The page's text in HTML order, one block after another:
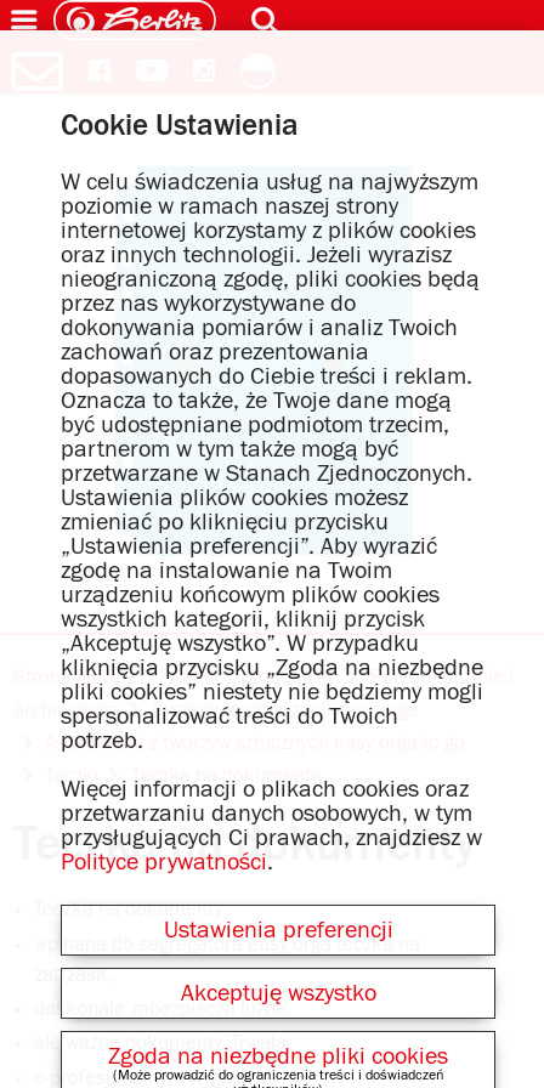
Strona główna Katalog produktów
Porządkowanie i
archiwizacja
Systemy archiwizacji easy orga
Asortyment z tworzyw sztucznych easy orga to go
Teczki
Teczka na dokumenty
Teczka na dokumenty
Teczka na dokumenty
wpinana do segregatora easy orga teczka na
zatrzask,
doskonale zabezpiecza luźne,
ale ważne dokumenty. Trwała,
o profesjonalnym wyglądzie,
Cookie Ustawienia
W celu świadczenia usług na najwyższym
poziomie w ramach naszej strony
internetowej korzystamy z plików cookies
oraz innych technologii. Jeżeli wyrazisz
nieograniczoną zgodę, pliki cookies będą
przez nas wykorzystywane do
dokonywania pomiarów i analiz Twoich
zachowań oraz prezentowania
dopasowanych do Ciebie treści i reklam.
Oznacza to także, że Twoje dane mogą
być udostępniane podmiotom trzecim,
partnerom w tym także mogą być
przetwarzane w Stanach Zjednoczonych.
Ustawienia plików cookies możesz
zmieniać po kliknięciu przycisku
„Ustawienia preferencji”. Aby wyrazić
zgodę na instalowanie na Twoim
urządzeniu końcowym plików cookies
wszystkich kategorii, kliknij przycisk
„Akceptuję wszystko”. W przypadku
kliknięcia przycisku „Zgoda na niezbędne
pliki cookies” niestety nie będziemy mogli
spersonalizować treści do Twoich
potrzeb.
Więcej informacji o plikach cookies oraz
przetwarzaniu danych osobowych, w tym
przysługujących Ci prawach, znajdziesz w
Polityce prywatności.
Ustawienia preferencji
Akceptuję wszystko
Zgoda na niezbędne pliki cookies
(Może prowadzić do ograniczenia treści i doświadczeń